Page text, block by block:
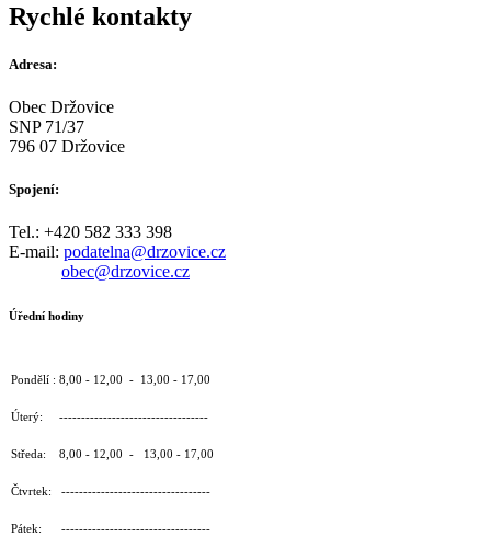
Rychlé kontakty
Adresa:
Obec Držovice
SNP 71/37
796 07 Držovice
Spojení:
Tel.: +420 582 333 398
E-mail: podatelna@drzovice.cz
obec@drzovice.cz
Úřední hodiny
Pondělí : 8,00 - 12,00 - 13,00 - 17,00
Úterý: ----------------------------------
Středa: 8,00 - 12,00 - 13,00 - 17,00
Čtvrtek: ----------------------------------
Pátek: ----------------------------------